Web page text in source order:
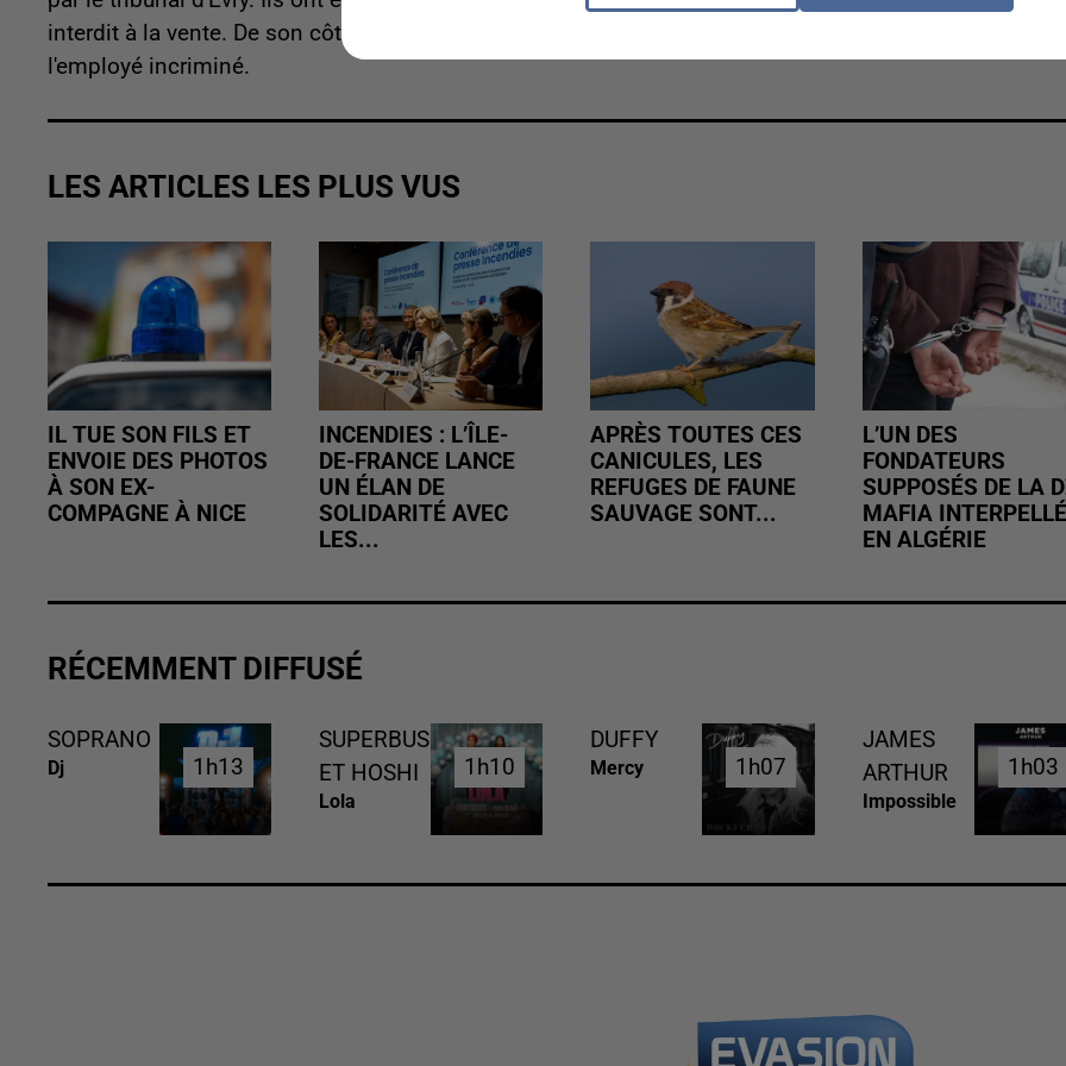
interdit à la vente. De son côté, le gérant a engagé une procédure de licenciement à l'encontre de
l'employé incriminé.
LES ARTICLES LES PLUS VUS
IL TUE SON FILS ET
ENVOIE DES PHOTOS
À SON EX-
COMPAGNE À NICE
INCENDIES : L’ÎLE-
DE-FRANCE LANCE
UN ÉLAN DE
SOLIDARITÉ AVEC
LES...
APRÈS TOUTES CES
CANICULES, LES
REFUGES DE FAUNE
SAUVAGE SONT...
L’UN DES
FONDATEURS
SUPPOSÉS DE LA
MAFIA INTERPELLÉ
EN ALGÉRIE
RÉCEMMENT DIFFUSÉ
SOPRANO
Dj 1h13
1h13
SUPERBUS
ET HOSHI
Lola
1h10
1h10
DUFFY
Mercy 1h07
1h07
JAMES
ARTHUR
Impossible
1h03
1h03